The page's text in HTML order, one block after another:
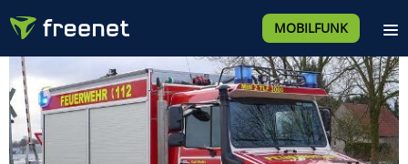
MOBILFUNK